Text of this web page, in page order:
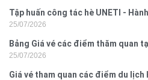
Tập huấn công tác hè UNETI -
Đồ Sơn
25/07/2026
Bảng Giá vé các điểm thăm quan
25/07/2026
Giá vé tham quan các điểm du lịch